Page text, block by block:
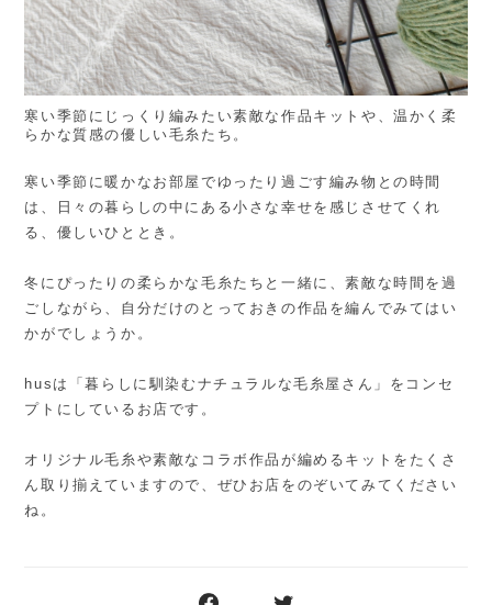
寒い季節にじっくり編みたい素敵な作品キットや、温かく柔
らかな質感の優しい毛糸たち。
寒い季節に暖かなお部屋でゆったり過ごす編み物との時間
は、日々の暮らしの中にある小さな幸せを感じさせてくれ
る、優しいひととき。
冬にぴったりの柔らかな毛糸たちと一緒に、素敵な時間を過
ごしながら、自分だけのとっておきの作品を編んでみてはい
かがでしょうか。
husは「暮らしに馴染むナチュラルな毛糸屋さん」をコンセ
プトにしているお店です。
オリジナル毛糸や素敵なコラボ作品が編めるキットをたくさ
ん取り揃えていますので、ぜひお店をのぞいてみてください
ね。